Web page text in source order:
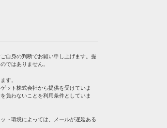
自身の判断でお願い申し上げます。提
ではありません。
す。
ット株式会社から提供を受けていま
負わないことを利用条件としていま
ト環境によっては、メールが遅延ある